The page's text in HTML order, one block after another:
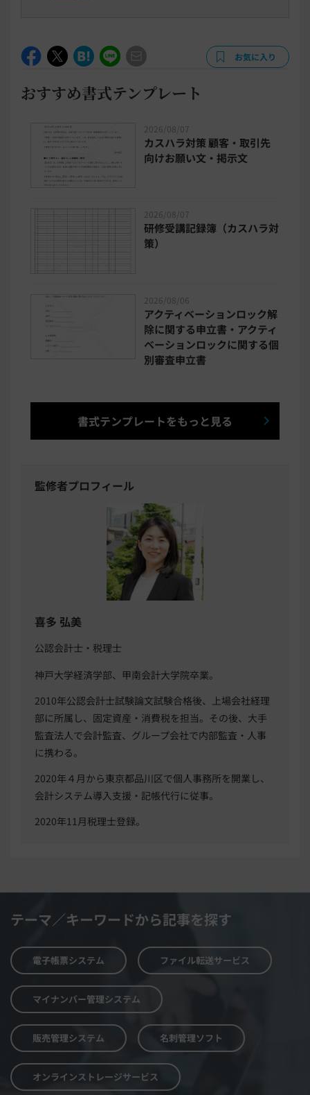
お気に入り
おすすめ書式テンプレート
2026/08/07
カスハラ対策 顧客・取引先
向けお願い文・掲示文
2026/08/07
研修受講記録簿（カスハラ対
策）
2026/08/06
アクティベーションロック解
除に関する申立書・アクティ
ベーションロックに関する個
別審査申立書
書式テンプレートをもっと見る
監修者プロフィール
喜多 弘美
公認会計士・税理士
神戸大学経済学部、甲南会計大学院卒業。
2010年公認会計士試験論文試験合格後、上場会社経理
部に所属し、固定資産・消費税を担当。その後、大手
監査法人で会計監査、グループ会社で内部監査・人事
に携わる。
2020年４月から東京都品川区で個人事務所を開業し、
会計システム導入支援・記帳代行に従事。
2020年11月税理士登録。
テーマ／キーワードから記事を探す
電子帳票システム ファイル転送サービス
マイナンバー管理システム
販売管理システム 名刺管理ソフト
オンラインストレージサービス